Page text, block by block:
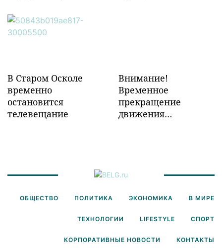
инфраструктуры в
Забайкалье
В Старом Осколе
временно
остановится
телевещание
Внимание!
Временное
прекращение
движения
ОБЩЕСТВО ПОЛИТИКА ЭКОНОМИКА В МИРЕ
ТЕХНОЛОГИИ LIFESTYLE СПОРТ
КОРПОРАТИВНЫЕ НОВОСТИ КОНТАКТЫ